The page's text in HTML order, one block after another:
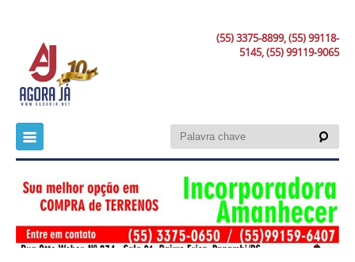
(55) 3375-8899, (55) 99118-
5145, (55) 99119-9065